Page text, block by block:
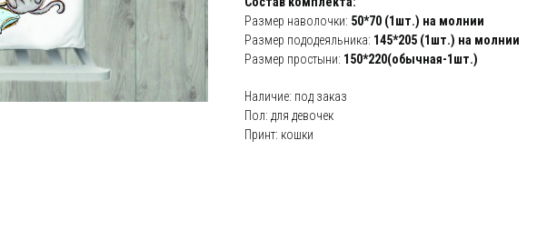
Размер наволочки: 50*70 (1шт.) на молнии
Размер пододеяльника: 145*205 (1шт.) на молнии
Размер простыни: 150*220(обычная-1шт.)
Наличие: под заказ
Пол: для девочек
Принт: кошки